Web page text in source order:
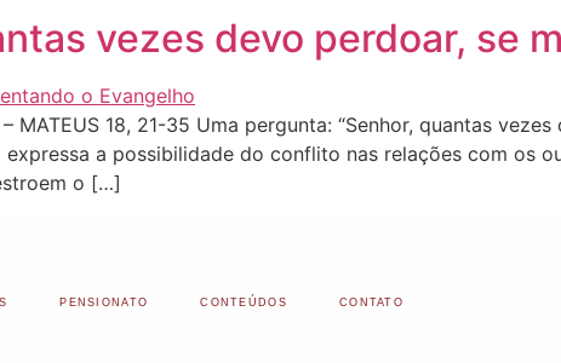
vezes devo perdoar, se
– MATEUS 18, 21-35 Uma pergunta: “Senhor, quantas
expressa a possibilidade do conflito nas relações com os
o […]
PENSIONATO CONTEÚDOS CONTATO